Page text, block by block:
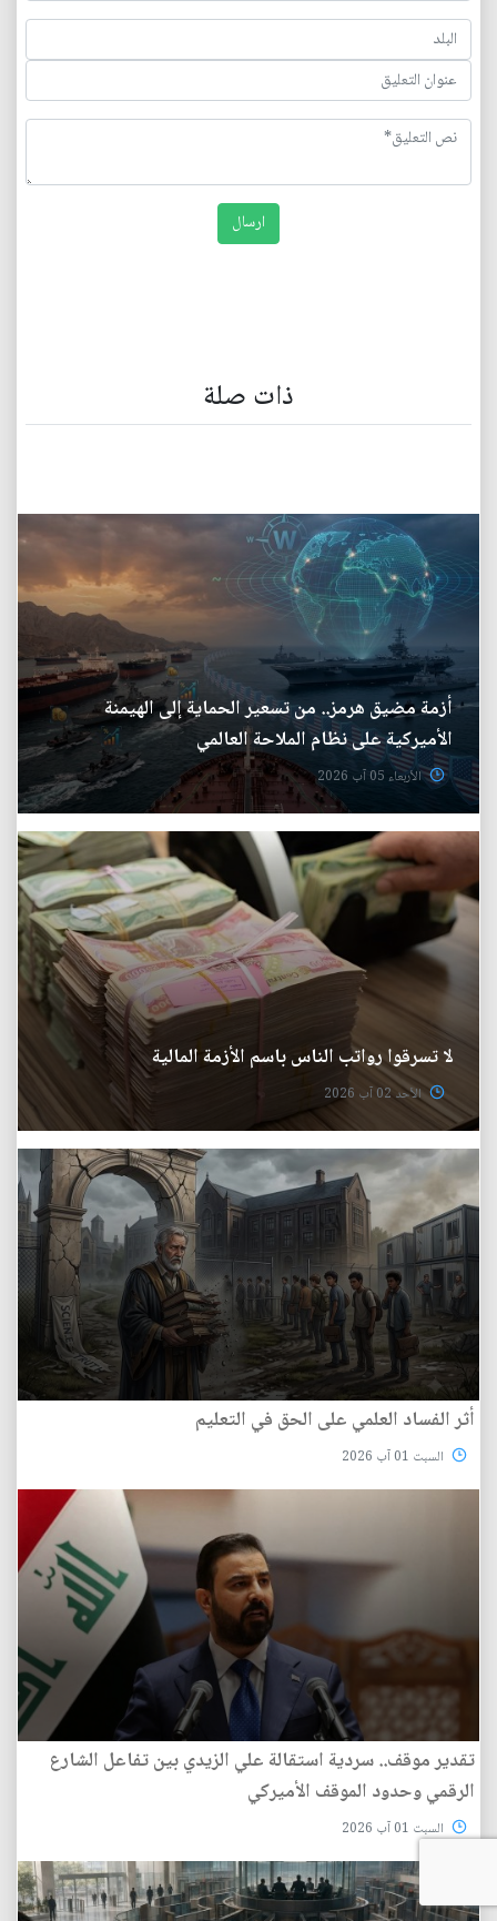
ذات صلة
أزمة مضيق هرمز.. من تسعير الحماية إلى الهيمنة
الأميركية على نظام الملاحة العالمي
الأربعاء 05 آب 2026
لا تسرقوا رواتب الناس باسم الأزمة المالية
الأحد 02 آب 2026
أثر الفساد العلمي على الحق في التعليم
السبت 01 آب 2026
تقدير موقف.. سردية استقالة علي الزيدي بين تفاعل الشارع
الرقمي وحدود الموقف الأميركي
السبت 01 آب 2026